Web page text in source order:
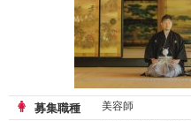
募集職種 美容師